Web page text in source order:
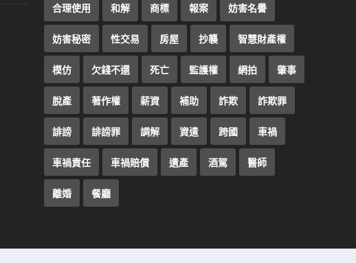
合理使用 和解 商標 報案 妨害名譽
妨害秘密 性交易 房屋 抄襲 智慧財產權
模仿 欠錢不還 死亡 監護權 網拍 肇事
脫產 著作權 薪資 補助 詐欺 詐欺罪
誹謗 誹謗罪 調解 資遣 跨國 車禍
車禍責任 車禍賠償 遺產 酒駕 醫師
離婚 餐廳